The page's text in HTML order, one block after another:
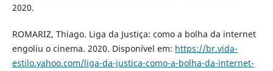
2020.
ROMARIZ, Thiago. Liga da Justiça: como a bolha da internet
engoliu o cinema. 2020. Disponível em: https://br.vida-
estilo.yahoo.com/liga-da-justica-como-a-bolha-da-internet-